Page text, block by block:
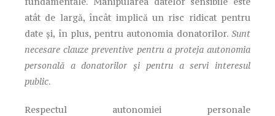
atât de largă, încât implică un risc ridicat pentru
date și, în plus, pentru autonomia donatorilor. Sunt
necesare clauze preventive pentru a proteja autonomia
personală a donatorilor și pentru a servi interesul
public.
Respectul autonomiei personale